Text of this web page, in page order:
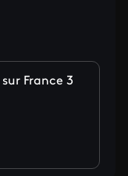
France 3